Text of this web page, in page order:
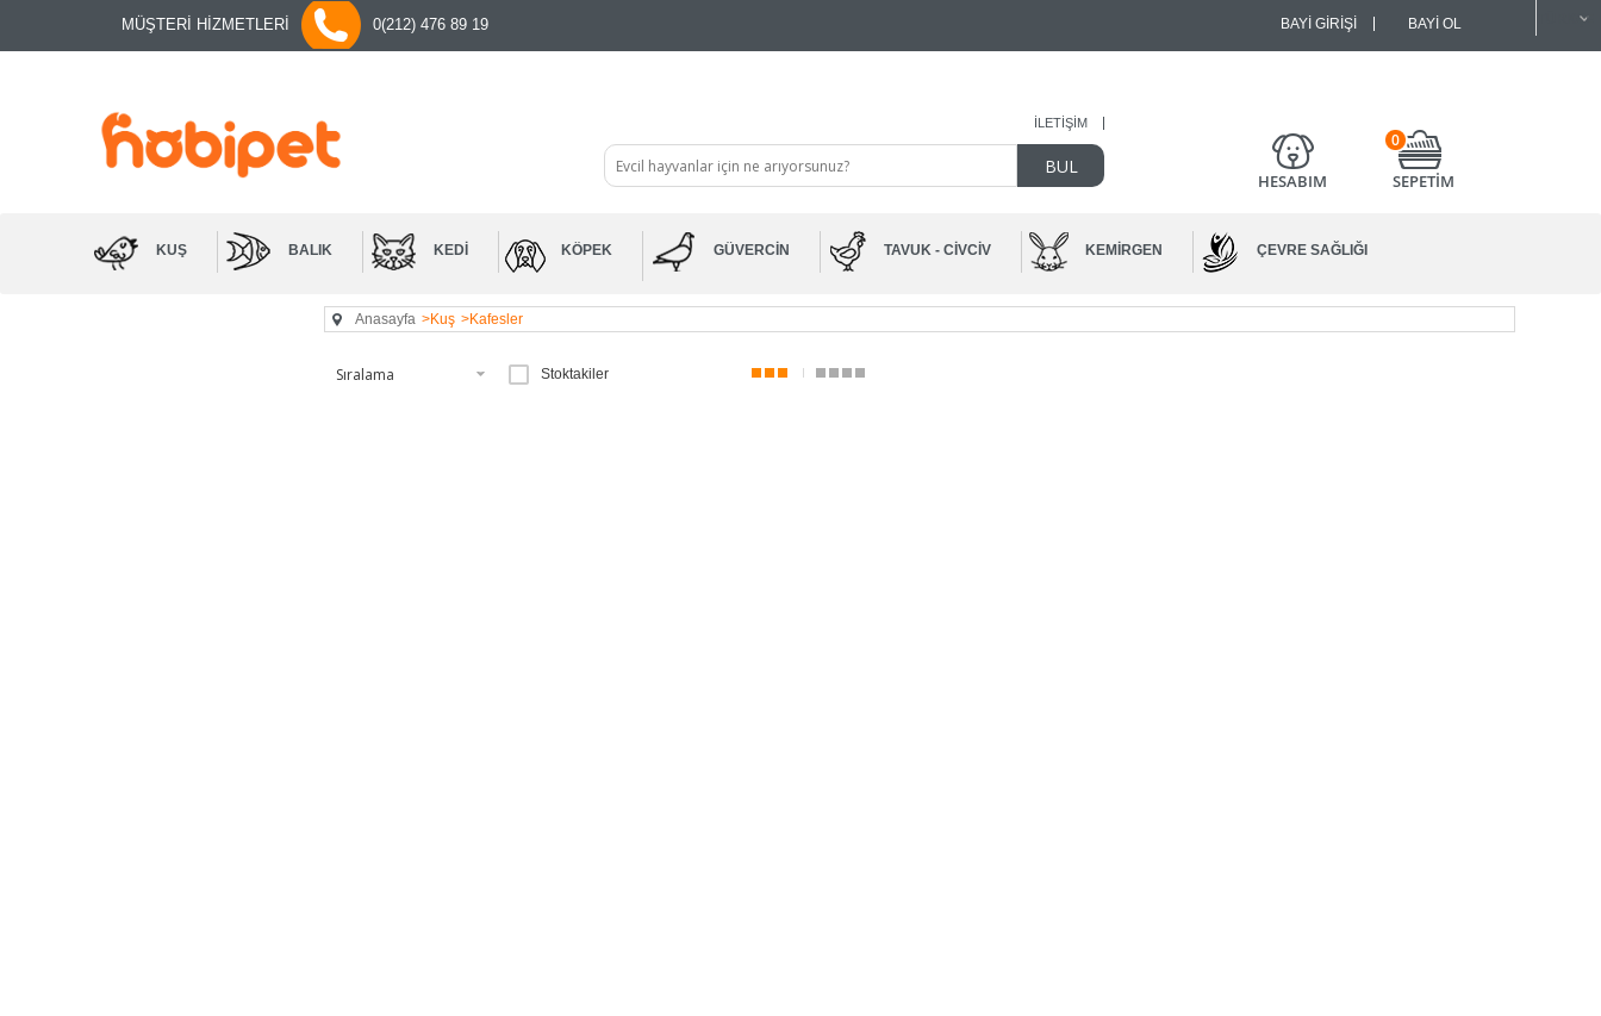
MÜŞTERİ HİZMETLERİ 0(212) 476 89 19 BAYI GIRIŞI BAYI OL
0
SEPETİM
HESABIM
İLETIŞIM
KUŞ BALIK KEDI KÖPEK GÜVERCIN TAVUK - CIVCIV KEMIRGEN ÇEVRE SAĞLIĞI
Anasayfa >Kuş >Kafesler
Stoktakiler